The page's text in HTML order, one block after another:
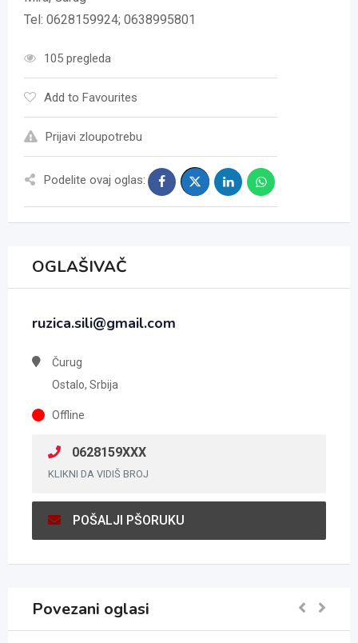
Tel: 0628159924; 0638995801
105 pregleda
Add to Favourites
Prijavi zloupotrebu
Podelite ovaj oglas:
OGLAŠIVAČ
ruzica.sili@gmail.com
Čurug
Ostalo, Srbija
Offline
0628159XXX
KLIKNI DA VIDIŠ BROJ
POŠALJI PŠORUKU
Povezani oglasi